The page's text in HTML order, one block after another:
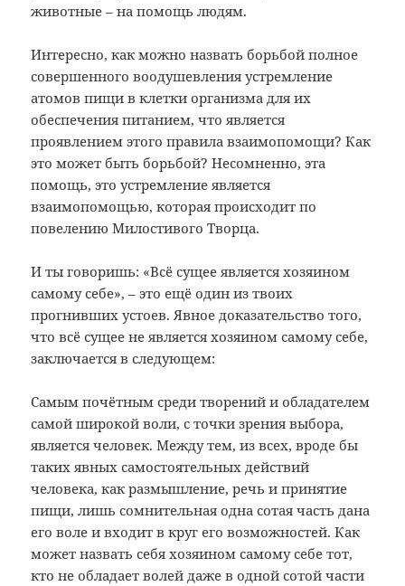
животные – на помощь людям.
Интересно, как можно назвать борьбой полное
совершенного воодушевления устремление
атомов пищи в клетки организма для их
обеспечения питанием, что является
проявлением этого правила взаимопомощи? Как
это может быть борьбой? Несомненно, эта
помощь, это устремление является
взаимопомощью, которая происходит по
повелению Милостивого Творца.
И ты говоришь: «Всё сущее является хозяином
самому себе», – это ещё один из твоих
прогнивших устоев. Явное доказательство того,
что всё сущее не является хозяином самому себе,
заключается в следующем:
Самым почётным среди творений и обладателем
самой широкой воли, с точки зрения выбора,
является человек. Между тем, из всех, вроде бы
таких явных самостоятельных действий
человека, как размышление, речь и принятие
пищи, лишь сомнительная одна сотая часть дана
его воле и входит в круг его возможностей. Как
может назвать себя хозяином самому себе тот,
кто не обладает волей даже в одной сотой части